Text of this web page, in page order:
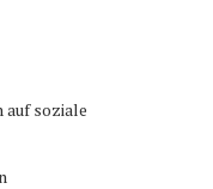
auf soziale